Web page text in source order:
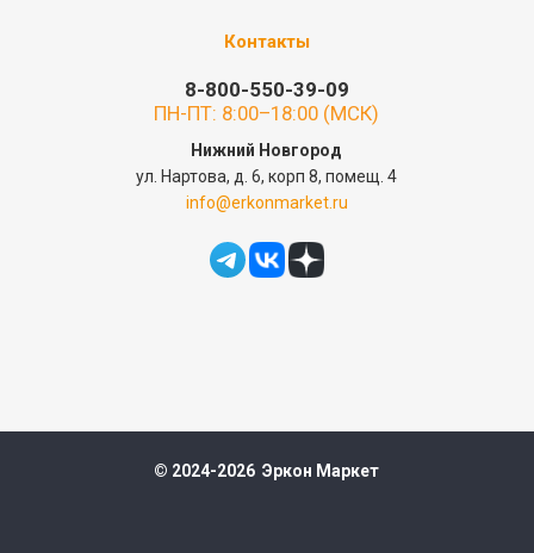
Контакты
8-800-550-39-09
ПН-ПТ: 8:00–18:00 (МСК)
Нижний Новгород
ул. Нартова, д. 6, корп 8, помещ. 4
info@erkonmarket.ru
© 2024-2026 Эркон Маркет